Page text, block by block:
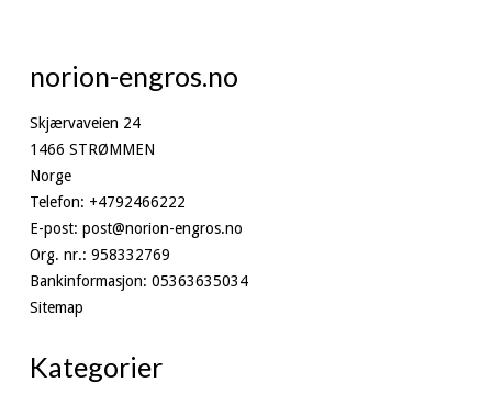
norion-engros.no
Skjærvaveien 24
1466 STRØMMEN
Norge
Telefon: +4792466222
E-post: post@norion-engros.no
Org. nr.: 958332769
Bankinformasjon: 05363635034
Sitemap
Kategorier